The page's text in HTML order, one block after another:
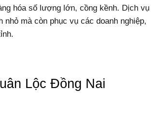
hóa số lượng lớn, cồng kềnh. Dịch vụ
nhỏ mà còn phục vụ các doanh nghiệp,
Lộc Đồng Nai